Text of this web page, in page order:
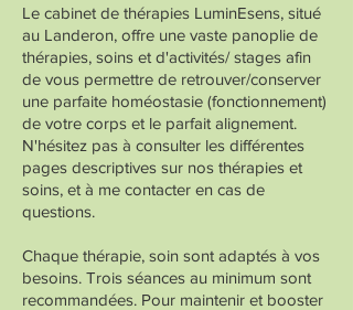
Le cabinet de thérapies LuminEsens, situé
au Landeron, offre une vaste panoplie de
thérapies, soins et d'activités/ stages afin
de vous permettre de retrouver/conserver
une parfaite homéostasie (fonctionnement)
de votre corps et le parfait alignement.
N'hésitez pas à consulter les différentes
pages descriptives sur nos thérapies et
soins, et à me contacter en cas de
questions.
Chaque thérapie, soin sont adaptés à vos
besoins. Trois séances au minimum sont
recommandées. Pour maintenir et booster